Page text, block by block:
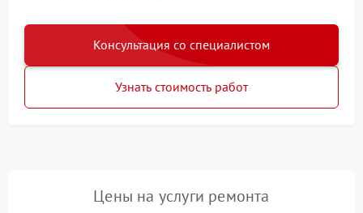
Консультация со специалистом
Узнать стоимость работ
Цены на услуги ремонта